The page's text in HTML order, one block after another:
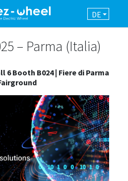
DE
– Parma (Italia)
6 Booth B024 | Fiere di Parma